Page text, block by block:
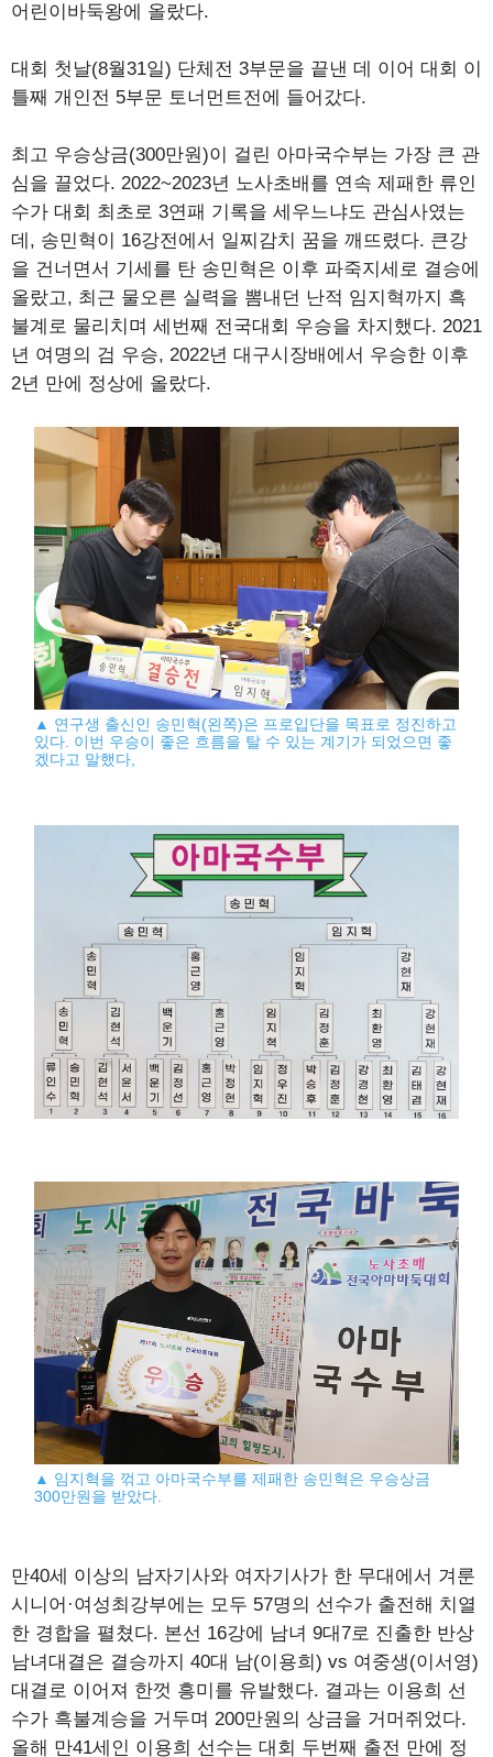
어린이바둑왕에 올랐다.
대회 첫날(8월31일) 단체전 3부문을 끝낸 데 이어 대회 이
틀째 개인전 5부문 토너먼트전에 들어갔다.
최고 우승상금(300만원)이 걸린 아마국수부는 가장 큰 관
심을 끌었다. 2022~2023년 노사초배를 연속 제패한 류인
수가 대회 최초로 3연패 기록을 세우느냐도 관심사였는
데, 송민혁이 16강전에서 일찌감치 꿈을 깨뜨렸다. 큰강
을 건너면서 기세를 탄 송민혁은 이후 파죽지세로 결승에
올랐고, 최근 물오른 실력을 뽐내던 난적 임지혁까지 흑
불계로 물리치며 세번째 전국대회 우승을 차지했다. 2021
년 여명의 검 우승, 2022년 대구시장배에서 우승한 이후
2년 만에 정상에 올랐다.
▲ 연구생 출신인 송민혁(왼쪽)은 프로입단을 목표로 정진하고
있다. 이번 우승이 좋은 흐름을 탈 수 있는 계기가 되었으면 좋
겠다고 말했다,
▲ 임지혁을 꺾고 아마국수부를 제패한 송민혁은 우승상금
300만원을 받았다.
만40세 이상의 남자기사와 여자기사가 한 무대에서 겨룬
시니어·여성최강부에는 모두 57명의 선수가 출전해 치열
한 경합을 펼쳤다. 본선 16강에 남녀 9대7로 진출한 반상
남녀대결은 결승까지 40대 남(이용희) vs 여중생(이서영)
대결로 이어져 한껏 흥미를 유발했다. 결과는 이용희 선
수가 흑불계승을 거두며 200만원의 상금을 거머쥐었다.
올해 만41세인 이용희 선수는 대회 두번째 출전 만에 정